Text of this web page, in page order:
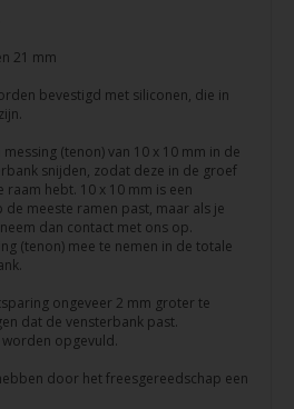
21 mm
bevestigd met siliconen, die in
(tenon) van 10 x 10 mm in de
snijden, zodat deze in de groef
hebt. 10 x 10 mm is een
meeste ramen past, maar als je
dan contact met ons op.
(tenon) mee te nemen in de totale
ongeveer 2 mm groter te
dat de vensterbank past.
opgevuld.
door het freesgereedschap een